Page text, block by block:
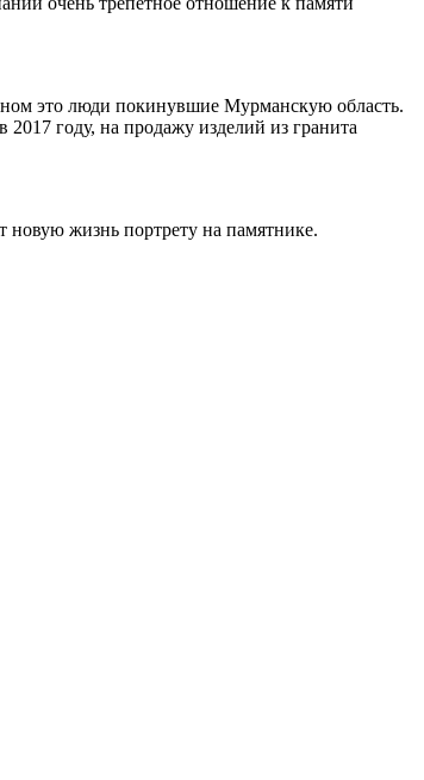
это люди покинувшие Мурманскую область.
году, на продажу изделий из гранита
новую жизнь портрету на памятнике.